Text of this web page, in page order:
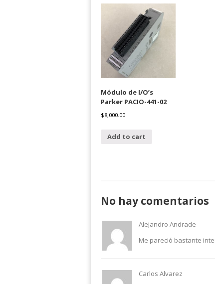
Módulo de I/O’s
Parker PACIO-441-02
$8,000.00
Add to cart
No hay comentarios
Alejandro Andrade
Me pareció bastante
Carlos Alvarez